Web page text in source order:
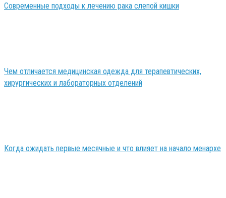
Современные подходы к лечению рака слепой кишки
Чем отличается медицинская одежда для терапевтических,
хирургических и лабораторных отделений
Когда ожидать первые месячные и что влияет на начало менархе